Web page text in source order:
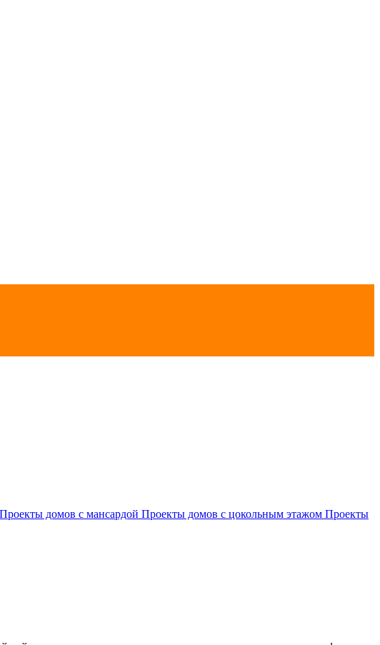
Проекты домов с мансардой Проекты домов с цокольным этажом Проекты